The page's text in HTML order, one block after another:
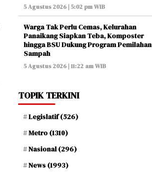
5 Agustus 2026 | 5:02 pm WIB
Warga Tak Perlu Cemas, Kelurahan
Panaikang Siapkan Teba, Komposter
hingga BSU Dukung Program Pemilahan
Sampah
5 Agustus 2026 | 11:22 am WIB
TOPIK TERKINI
Legislatif(526)
Metro (1310)
Nasional(296)
News (1993)